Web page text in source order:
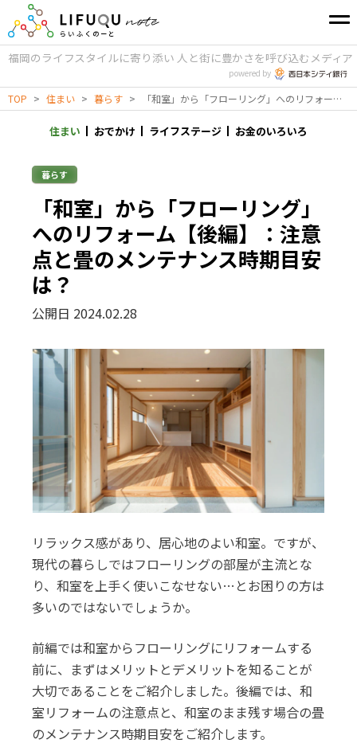
福岡のライフスタイルに寄り添い 人と街に豊かさを呼び込むメディア
powered by
TOP > 住まい > 暮らす > 「和室」から「フローリング」へのリフォーム【後編】：注意点と畳のメンテナンス時期目安は？
住まい おでかけ ライフステージ お金のいろいろ
暮らす
「和室」から「フローリング」
へのリフォーム【後編】：注意
点と畳のメンテナンス時期目安
は？
公開日 2024.02.28
リラックス感があり、居心地のよい和室。ですが、
現代の暮らしではフローリングの部屋が主流とな
り、和室を上手く使いこなせない…とお困りの方は
多いのではないでしょうか。
前編では和室からフローリングにリフォームする
前に、まずはメリットとデメリットを知ることが
大切であることをご紹介しました。後編では、和
室リフォームの注意点と、和室のまま残す場合の畳
のメンテナンス時期目安をご紹介します。